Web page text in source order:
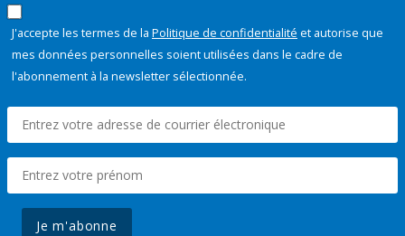
J'accepte les termes de la Politique de confidentialité et autorise que
mes données personnelles soient utilisées dans le cadre de
l'abonnement à la newsletter sélectionnée.
Je m'abonne